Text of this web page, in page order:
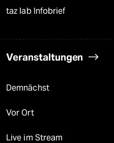
taz lab Infobrief
Veranstaltungen
Demnächst
Vor Ort
Live im Stream